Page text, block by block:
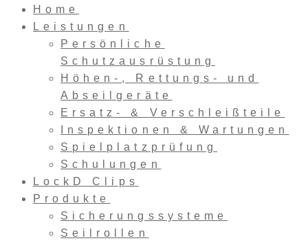
Home
Leistungen
Persönliche
Schutzausrüstung
Höhen-, Rettungs- und
Abseilgeräte
Ersatz- & Verschleißteile
Inspektionen & Wartungen
Spielplatzprüfung
Schulungen
LockD Clips
Produkte
Sicherungssysteme
Seilrollen